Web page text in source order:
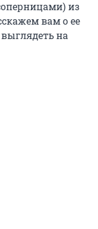
из
вам о ее
на